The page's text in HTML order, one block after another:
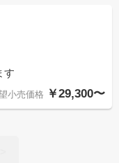
す
小売価格 ￥29,300〜